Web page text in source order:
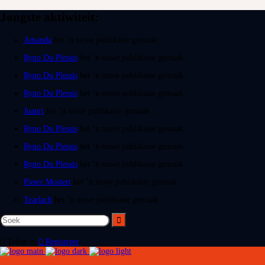
Amanda
Ryno Du Plessis
Ryno Du Plessis
Ryno Du Plessis
Juanri
Ryno Du Plessis
Ryno Du Plessis
Ryno Du Plessis
Pieter Mostert
Tearlach
Registreer